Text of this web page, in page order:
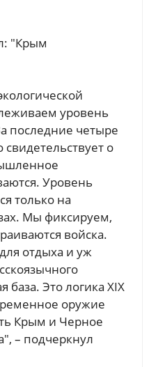
"Крым
уровень
последние четыре
свидетельствует о
Уровень
только на
Мы фиксируем,
войска.
отдыха и уж
база. Это логика XIX
оружие
Крым и Черное
– подчеркнул